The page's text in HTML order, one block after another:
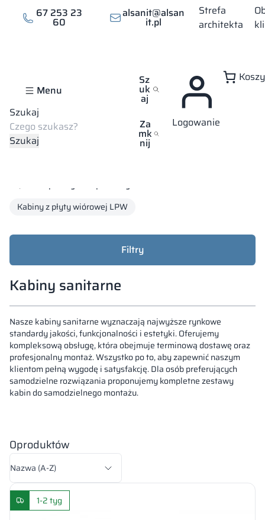
67 253 23
60
alsanit@alsan
it.pl
Strefa
architekta
Menu
Szukaj
Szukaj
Sz
uk
aj
Za
mk
nij
Logowanie
Zawsze konkurencyjne ceny Największa oferta
Kabiny z płyty wiórowej LPW
Filtry
Kabiny sanitarne
Nasze kabiny sanitarne wyznaczają najwyższe rynkowe
standardy jakości, funkcjonalności i estetyki. Oferujemy
kompleksową obsługę, która obejmuje terminową dostawę oraz
profesjonalny montaż. Wszystko po to, aby zapewnić naszym
klientom pełną wygodę i satysfakcję. Dla osób preferujących
samodzielne rozwiązania proponujemy kompletne zestawy
kabin do samodzielnego montażu.
0produktów
Sortowanie wg:
1-2 tyg